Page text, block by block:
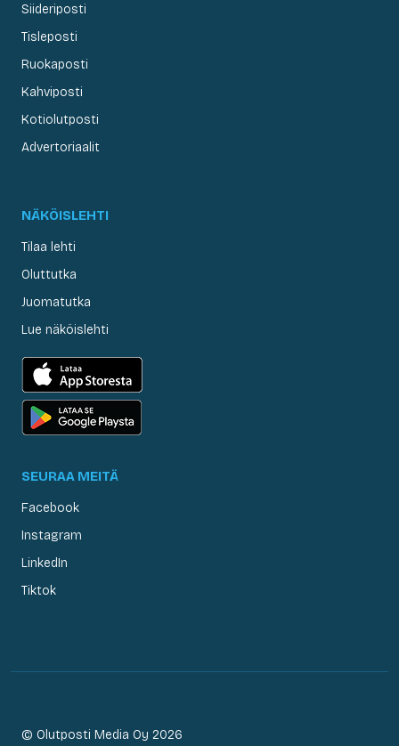
Siideriposti
Tisleposti
Ruokaposti
Kahviposti
Kotiolutposti
Advertoriaalit
NÄKÖISLEHTI
Tilaa lehti
Oluttutka
Juomatutka
Lue näköislehti
SEURAA MEITÄ
Facebook
Instagram
LinkedIn
Tiktok
© Olutposti Media Oy 2026